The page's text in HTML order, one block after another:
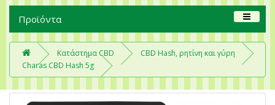
Προϊόντα
Κατάστημα CBD
CBD Hash, ρητίνη και γύρη
Charas CBD Hash 5g